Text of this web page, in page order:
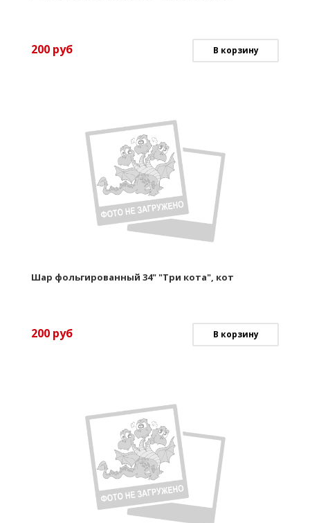
200 руб В корзину
Шар фольгированный 34" "Три кота", кот
200 руб В корзину